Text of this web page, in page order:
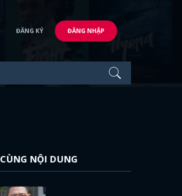
ĐĂNG KÝ ĐĂNG NHẬP
CÙNG NỘI DUNG